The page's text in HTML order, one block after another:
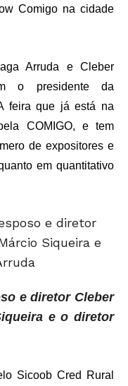
Comigo na cidade
Arruda e Cleber
o presidente da
feira que já está na
COMIGO, e tem
de expositores e
em quantitativo
e diretor Cleber
e o diretor
Sicoob Cred Rural